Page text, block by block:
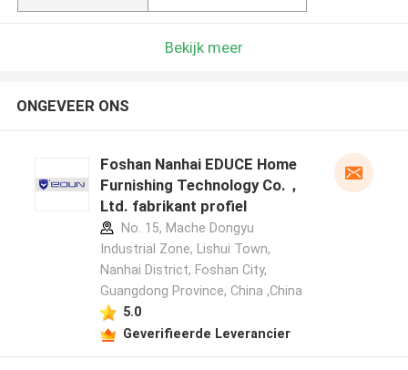
Bekijk meer
ONGEVEER ONS
Foshan Nanhai EDUCE Home
Furnishing Technology Co.，
Ltd. fabrikant profiel
No. 15, Mache Dongyu
Industrial Zone, Lishui Town,
Nanhai District, Foshan City,
Guangdong Province, China ,China
5.0
Geverifieerde Leverancier